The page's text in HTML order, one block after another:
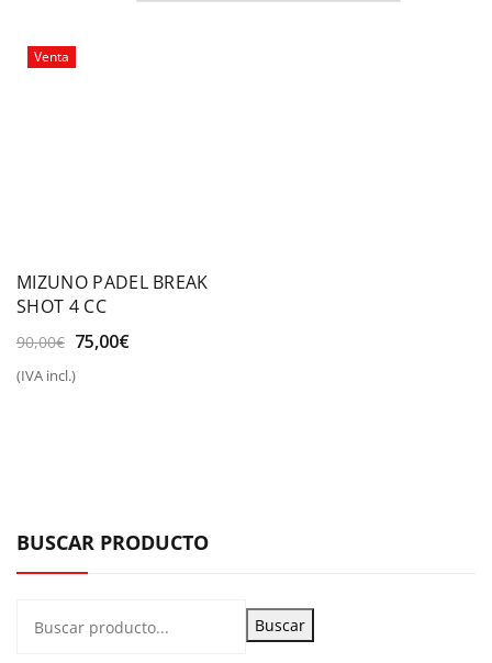
Venta
MIZUNO PADEL BREAK
SHOT 4 CC
90,00€ El
original
75,00€El
(IVA incl.)
BUSCAR PRODUCTO
Buscar